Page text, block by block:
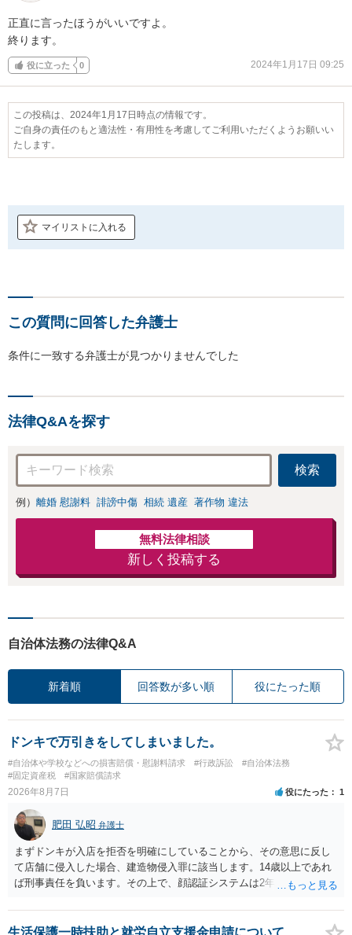
正直に言ったほうがいいですよ。
終ります。
役に立った 0 2024年1月17日 09:25
この投稿は、2024年1月17日時点の情報です。
ご自身の責任のもと適法性・有用性を考慮してご利用いただくようお願いい
たします。
マイリストに入れる
この質問に回答した弁護士
条件に一致する弁護士が見つかりませんでした
法律Q&Aを探す
検索
例） 離婚 慰謝料 誹謗中傷 相続 遺産 著作物 違法
無料法律相談
新しく投稿する
自治体法務の法律Q&A
新着順 回答数が多い順 役にたった順
ドンキで万引きをしてしまいました。
#自治体や学校などへの損害賠償・慰謝料請求 #行政訴訟
#自治体法務
#固定資産税
#国家賠償請求
2026年8月7日 役にたった 1
肥田 弘昭 弁護士
まずドンキが入店を拒否を明確にしていることから、その意思に反し
て店舗に侵入した場合、建造物侵入罪に該当します。14歳以上であれ
ば刑事責任を負います。その上で、顔認証システムは2年程度で削除さ
いです。そのドンキにどうしても行かないといけない理由は不明です
が、保護者に町田のドンキに連絡をして許可を貰うのが一番安全かと
生活保護一時扶助と就労自立支援金申請について